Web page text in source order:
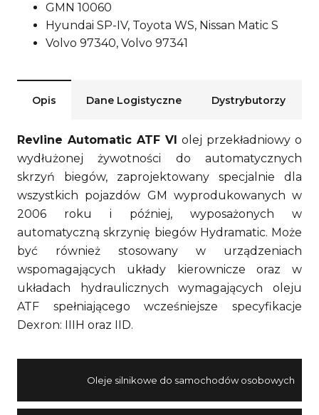
GMN 10060
Hyundai SP-IV, Toyota WS, Nissan Matic S
Volvo 97340, Volvo 97341
Opis Dane Logistyczne Dystrybutorzy
Revline Automatic ATF VI olej przekładniowy o
wydłużonej żywotności do automatycznych
skrzyń biegów, zaprojektowany specjalnie dla
wszystkich pojazdów GM wyprodukowanych w
2006 roku i później, wyposażonych w
automatyczną skrzynię biegów Hydramatic. Może
być również stosowany w urządzeniach
wspomagających układy kierownicze oraz w
układach hydraulicznych wymagających oleju
ATF spełniającego wcześniejsze specyfikacje
Dexron: IIIH oraz IID.
Oleje silnikowe do samochodów osobowych